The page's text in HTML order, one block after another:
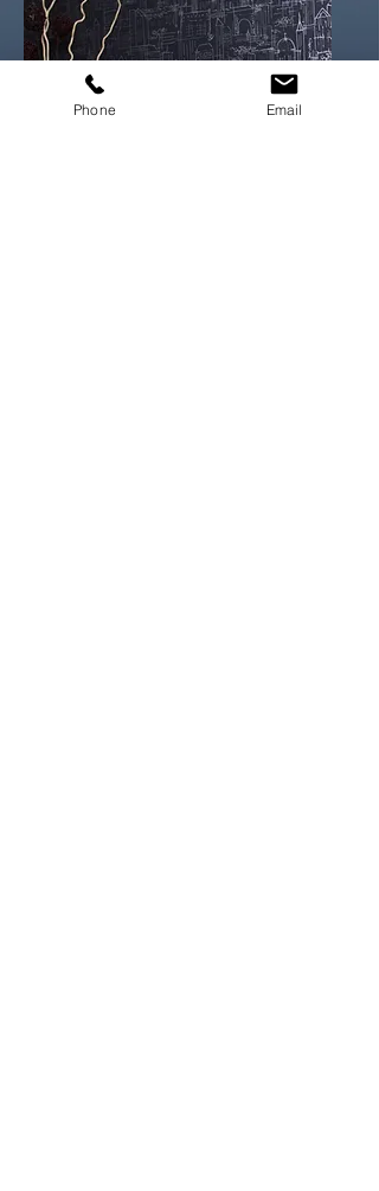
Phone Email